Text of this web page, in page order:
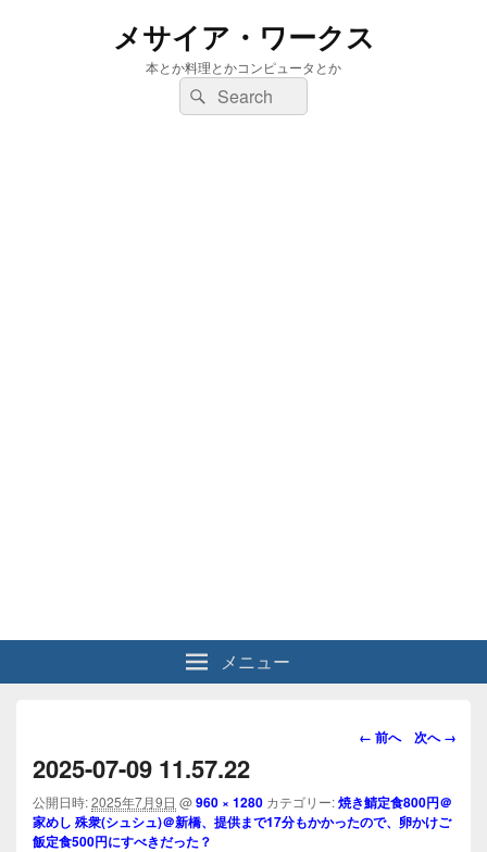
メサイア・ワークス
本とか料理とかコンピュータとか
検
索:
検
索
メニュー
画
ビ
ゲ
← 前へ 次へ →
2025-07-09 11.57.22
公開日時:2025年7月9日 @960 × 1280 カテゴリー:焼き鯖定食800円＠
家めし 殊衆(シュシュ)＠新橋、提供まで17分もかかったので、卵かけご
飯定食500円にすべきだった？